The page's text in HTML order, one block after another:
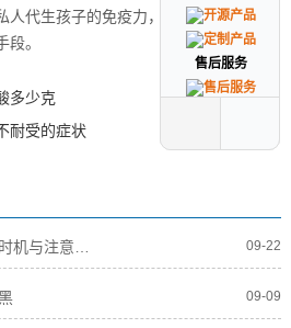
代生孩子的免疫力，预防发烧,定期接
。
多少克
耐受的症状
09-22
09-09
售后服务
售后服务